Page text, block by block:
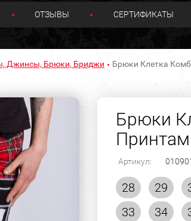
ОТЗЫВЫ СЕРТИФИКАТЫ
Джинсы, Брюки, Бриджи Брюки Клетка
Брюки
Артикул:
28 29
33
34